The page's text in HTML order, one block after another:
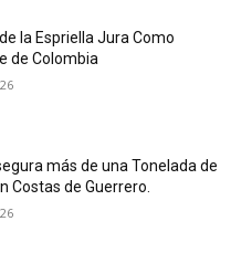
la Espriella Jura Como
de Colombia
más de una Tonelada de
Costas de Guerrero.